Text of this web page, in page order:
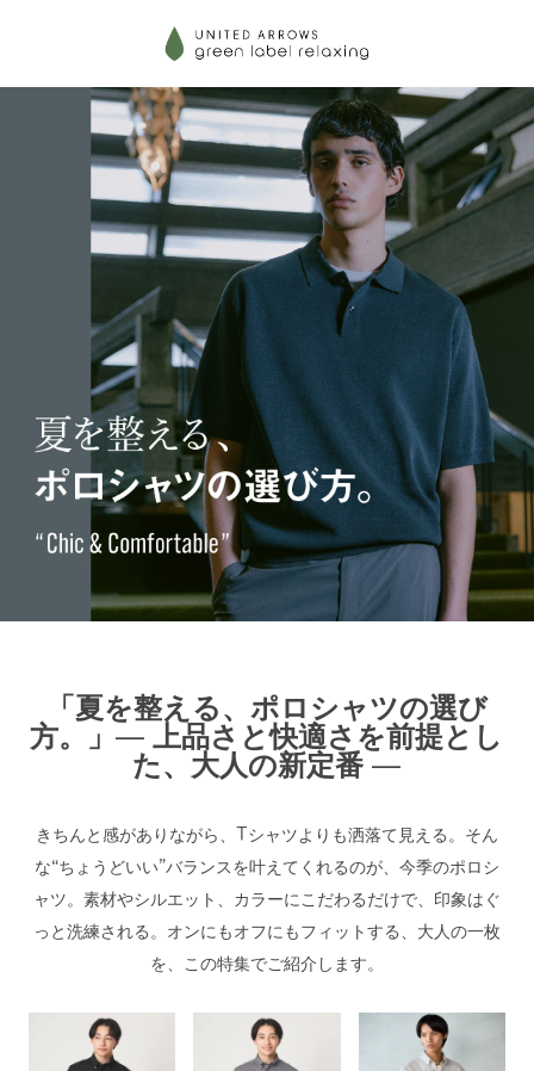
「夏を整える、ポロシャツの選び
方。」— 上品さと快適さを前提とし
た、大人の新定番 —
きちんと感がありながら、Tシャツよりも洒落て見える。そん
な“ちょうどいい”バランスを叶えてくれるのが、今季のポロシ
ャツ。素材やシルエット、カラーにこだわるだけで、印象はぐ
っと洗練される。オンにもオフにもフィットする、大人の一枚
を、この特集でご紹介します。